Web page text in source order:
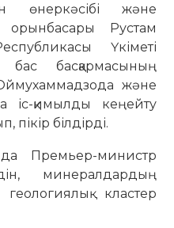
өнеркәсібі және
орынбасары Рустам
Үкіметі
басқармасының
және
іс-қимылды кеңейту
пікір білдірді.
Премьер-министр
минералдардың
кластер